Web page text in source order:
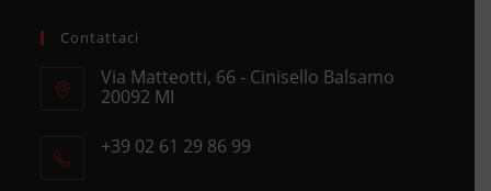
Contattaci
Via Matteotti, 66 - Cinisello Balsamo
20092 MI
in
+39 02 61 29 86 99